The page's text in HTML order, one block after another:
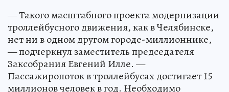
— Такого масштабного проекта модернизации
троллейбусного движения, как в Челябинске,
нет ни в одном другом городе-миллионнике,
— подчеркнул заместитель председателя
Заксобрания Евгений Илле. —
Пассажиропоток в троллейбусах достигает 15
миллионов человек в год. Необходимо